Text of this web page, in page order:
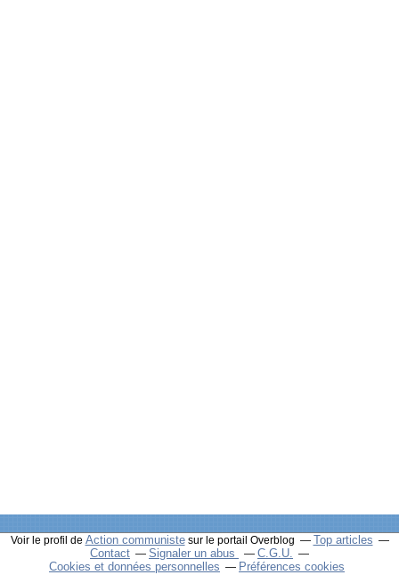
Voir le profil de Action communistesur le portail Overblog
Top articles
Contact
Signaler un abus
C.G.U.
Cookies et données personnelles
Préférences cookies